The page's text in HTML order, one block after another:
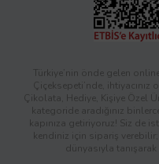
Türkiye’nin önde gelen
Çiçeksepeti’nde,
Çikolata, Hediye, Kişiye Özel
kategoride aradığınız
kapınıza getiriyoruz! Siz de
kendiniz için sipariş
dünyasıyla